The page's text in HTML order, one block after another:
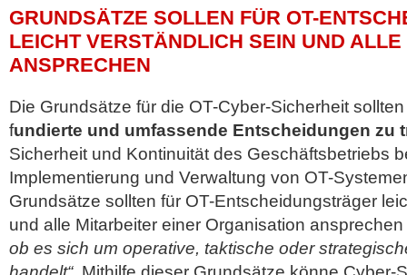
GRUNDSÄTZE SOLLEN FÜR OT-
LEICHT VERSTÄNDLICH SEIN UND
ANSPRECHEN
Die Grundsätze für die OT-Cyber-Sicherheit
fundierte und umfassende Entscheidungen zu
Sicherheit und Kontinuität des Geschäftsbetriebs
Implementierung und Verwaltung von OT-
Grundsätze sollten für OT-Entscheidungsträger
und alle Mitarbeiter einer Organisation
ob es sich um operative, taktische oder